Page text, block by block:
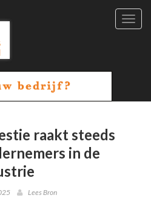
raakt steeds
in de
Lees Bron